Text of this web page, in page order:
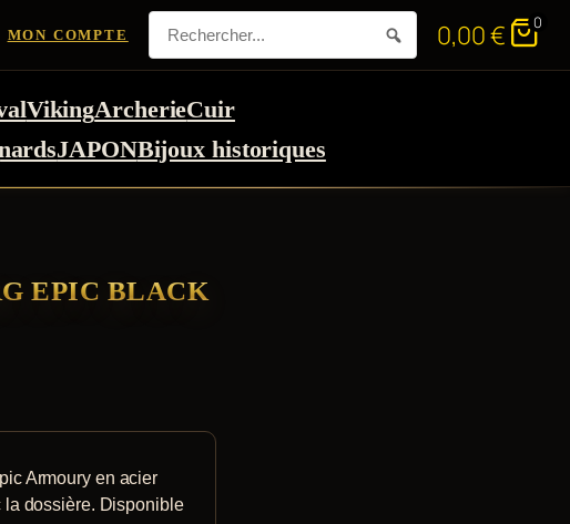
MON COMPTE 0,00€ 0
VikingArcherieCuir
JAPONBijoux historiques
EPIC BLACK
Armoury en acier
la dossière. Disponible